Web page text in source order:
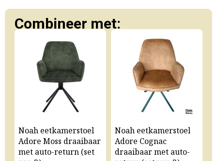
Combineer met:
Noah eetkamerstoel
Adore Moss draaibaar
met auto-return (set
Noah eetkamerstoel
Adore Cognac
draaibaar met auto-